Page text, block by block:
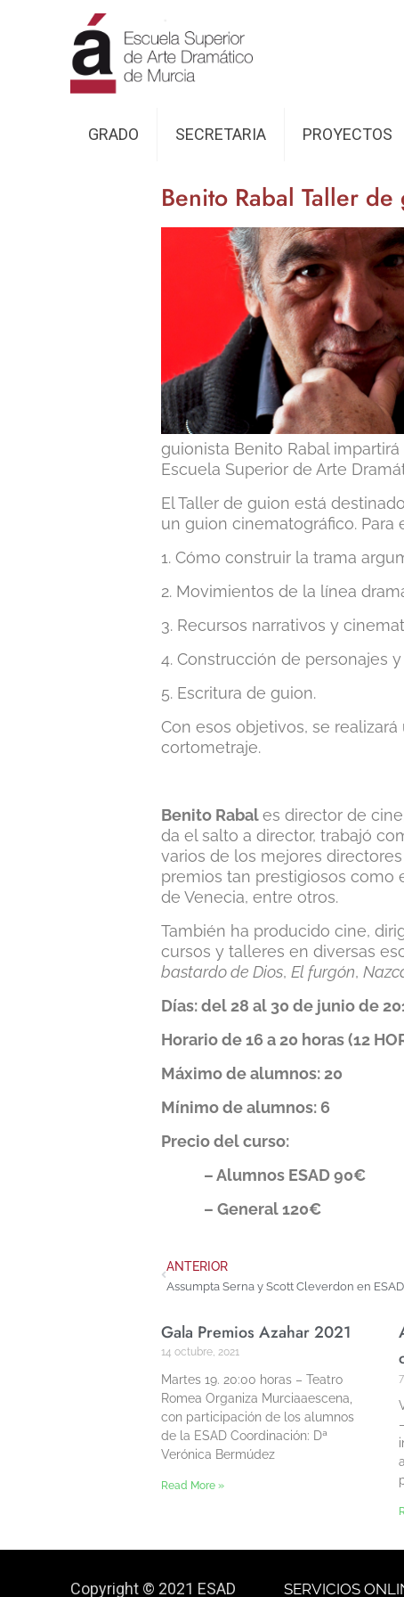
GRADO SECRETARIA PROYECTOS
Benito Rabal Taller
guionista Benito Rabal
Escuela Superior de Arte
El Taller de guion está
un guion cinematográfico.
1. Cómo construir la trama
2. Movimientos de la línea
3. Recursos narrativos y
4. Construcción de personajes
5. Escritura de guion.
Con esos objetivos, se
cortometraje.
Benito Rabales director de
da el salto a director, trabajó
varios de los mejores
premios tan prestigiosos como
de Venecia, entre otros.
También ha producido cine,
cursos y talleres en diversas
bastardo de Dios, El furgón,
Días: del 28 al 30 de junio de
Horario de 16 a 20 horas (12
Máximo de alumnos: 20
Mínimo de alumnos: 6
Precio del curso:
– Alumnos ESAD 90€
– General 120€
ANTERIOR
Assumpta Serna y Scott Cleverdon en
Gala Premios Azahar 2021
14 octubre, 2021
Martes 19. 20:00 horas – Teatro
Romea Organiza Murciaaescena,
con participación de los alumnos
de la ESAD Coordinación: Dª
Verónica Bermúdez
Read More »
Copyright © 2021 ESAD SERVICIOS